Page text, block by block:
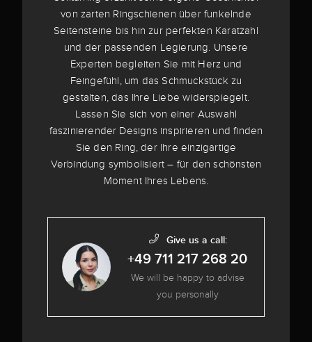
von zarten Ringschienen über funkelnde
Seitensteine bis hin zur perfekten Karatzahl
und der passenden Legierung. Unsere
Experten begleiten Sie mit Herz und
Feingefühl, um das Schmuckstück zu
gestalten, das Ihre Liebe widerspiegelt.
Lassen Sie sich von einer Auswahl
faszinierender Designs inspirieren und finden
Sie den Ring, der Ihre einzigartige
Verbindung symbolisiert – für den schönsten
Moment Ihres Lebens.
Give us a call:
+49 711 217 268 20
We will be happy to advise
you personally